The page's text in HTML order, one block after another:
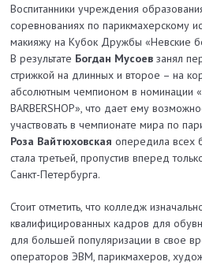
Воспитанники учреждения
соревнованиях по парикмахерскому
макияжу на Кубок Дружбы «Невские
В результате Богдан Мусоев занял
стрижкой на длинных и второе – на
абсолютным чемпионом в номинации
BARBERSHOP», что дает ему
участвовать в чемпионате мира по
Роза Вайтюховскаяопередила всех
стала третьей, пропустив вперед
Санкт-Петербурга.
Стоит отметить, что колледж
квалифицированных кадров для
для большей популяризации в свое
операторов ЭВМ, парикмахеров,